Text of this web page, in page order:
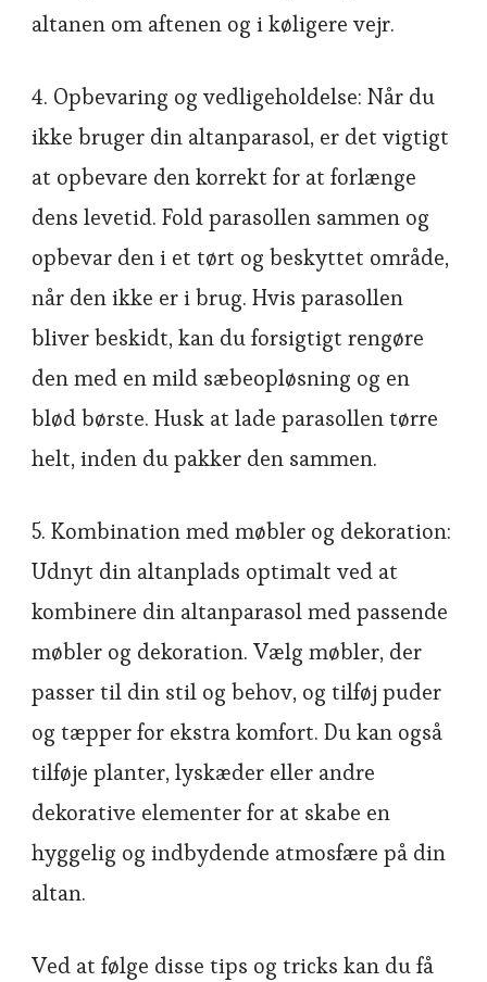
altanen om aftenen og i køligere vejr.
4. Opbevaring og vedligeholdelse: Når du
ikke bruger din altanparasol, er det vigtigt
at opbevare den korrekt for at forlænge
dens levetid. Fold parasollen sammen og
opbevar den i et tørt og beskyttet område,
når den ikke er i brug. Hvis parasollen
bliver beskidt, kan du forsigtigt rengøre
den med en mild sæbeopløsning og en
blød børste. Husk at lade parasollen tørre
helt, inden du pakker den sammen.
5. Kombination med møbler og dekoration:
Udnyt din altanplads optimalt ved at
kombinere din altanparasol med passende
møbler og dekoration. Vælg møbler, der
passer til din stil og behov, og tilføj puder
og tæpper for ekstra komfort. Du kan også
tilføje planter, lyskæder eller andre
dekorative elementer for at skabe en
hyggelig og indbydende atmosfære på din
altan.
Ved at følge disse tips og tricks kan du få